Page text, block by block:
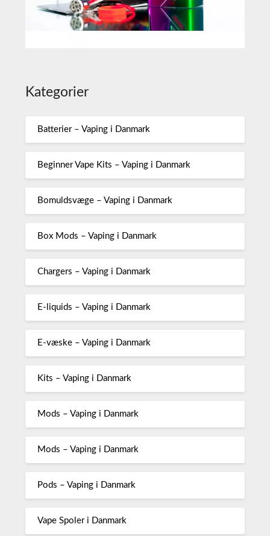
Kategorier
Batterier – Vaping i Danmark
Beginner Vape Kits – Vaping i Danmark
Bomuldsvæge – Vaping i Danmark
Box Mods – Vaping i Danmark
Chargers – Vaping i Danmark
E-liquids – Vaping i Danmark
E-væske – Vaping i Danmark
Kits – Vaping i Danmark
Mods – Vaping i Danmark
Mods – Vaping i Danmark
Pods – Vaping i Danmark
Vape Spoler i Danmark